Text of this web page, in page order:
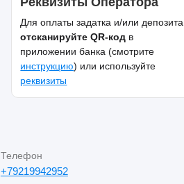
Для оплаты задатка и/или депозита
отсканируйте QR-код в
приложении банка (смотрите
инструкцию) или используйте
реквизиты
Телефон
+79219942952